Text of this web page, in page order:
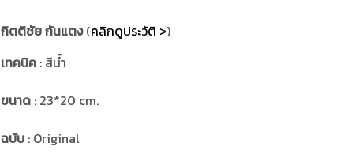
กิตติชัย กันแตง(คลิกดูประวัติ >)
เทคนิค : สีน้ำ
ขนาด : 23*20 cm.
ฉบับ : Original